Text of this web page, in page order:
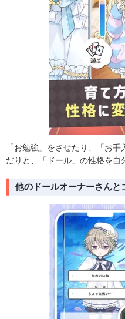
「お勉強」をさせたり、「お
だりと、「ドール」の性格を自
他のドールオーナーさんと